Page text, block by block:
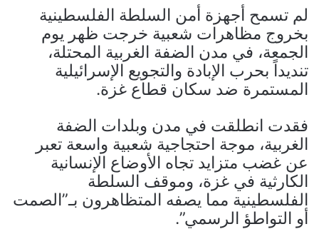
لم تسمح أجهزة أمن السلطة الفلسطينية
بخروج مظاهرات شعبية خرجت ظهر يوم
الجمعة، في مدن الضفة الغربية المحتلة،
تنديداً بحرب الإبادة والتجويع الإسرائيلية
المستمرة ضد سكان قطاع غزة.
فقدت انطلقت في مدن وبلدات الضفة
الغربية، موجة احتجاجية شعبية واسعة تعبر
عن غضب متزايد تجاه الأوضاع الإنسانية
الكارثية في غزة، وموقف السلطة
الفلسطينية مما يصفه المتظاهرون بـ”الصمت
أو التواطؤ الرسمي”.